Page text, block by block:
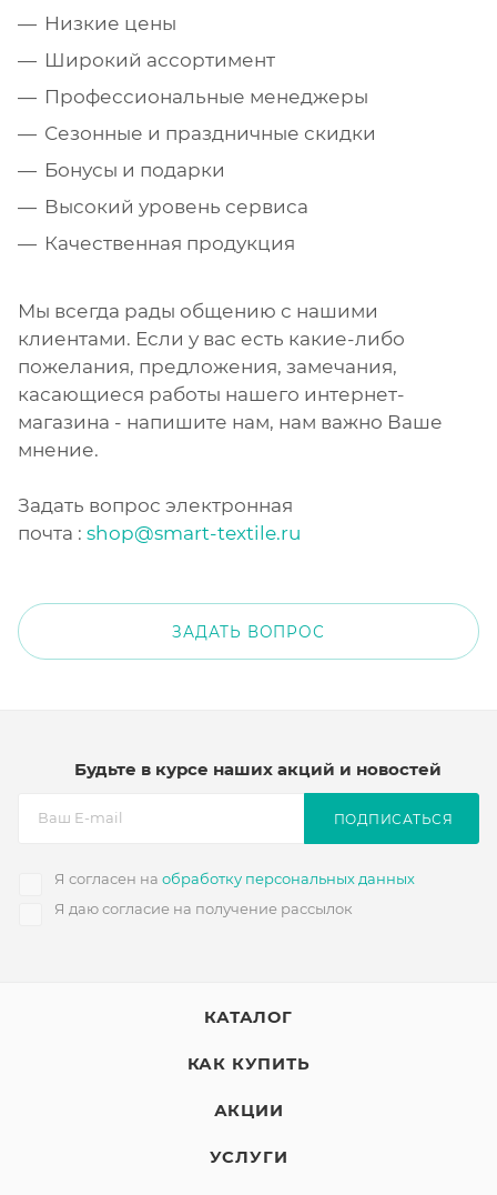
Низкие цены
Широкий ассортимент
Профессиональные менеджеры
Сезонные и праздничные скидки
Бонусы и подарки
Высокий уровень сервиса
Качественная продукция
Мы всегда рады общению с нашими
клиентами. Если у вас есть какие-либо
пожелания, предложения, замечания,
касающиеся работы нашего интернет-
магазина - напишите нам, нам важно Ваше
мнение.
Задать вопрос электронная
почта : shop@smart-textile.ru
ЗАДАТЬ ВОПРОС
Будьте в курсе наших акций и новостей
Я согласен на обработку персональных данных
Я даю согласие на получение рассылок
ПОДПИСАТЬСЯ
КАТАЛОГ
КАК КУПИТЬ
АКЦИИ
УСЛУГИ